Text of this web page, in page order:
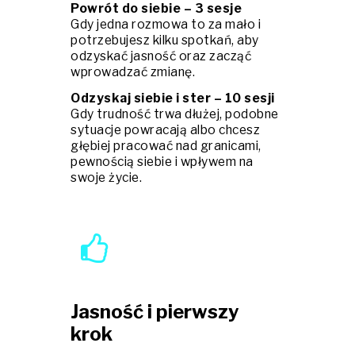
Powrót do siebie – 3 sesje
Gdy jedna rozmowa to za mało i
potrzebujesz kilku spotkań, aby
odzyskać jasność oraz zacząć
wprowadzać zmianę.
Odzyskaj siebie i ster – 10 sesji
Gdy trudność trwa dłużej, podobne
sytuacje powracają albo chcesz
głębiej pracować nad granicami,
pewnością siebie i wpływem na
swoje życie.
Jasność i pierwszy
krok